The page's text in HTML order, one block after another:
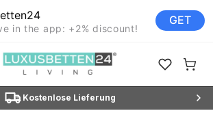
in the app: +2% discount!
GET
öffnen
Luxusbetten24
Favoriten
Kostenlose Lieferung